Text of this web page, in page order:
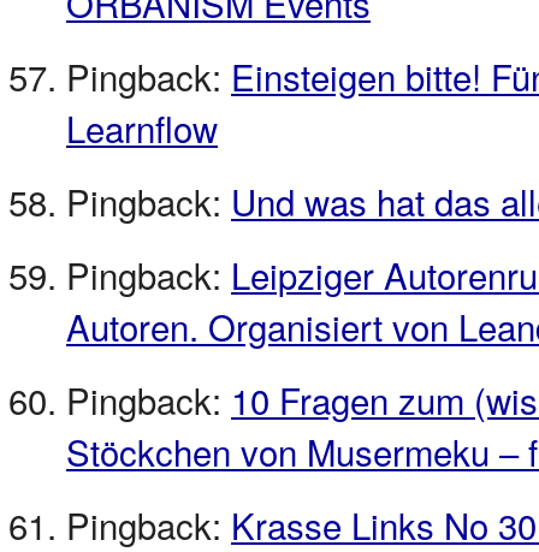
Pingback: Einsteigen bitte!
Learnflow
Pingback: Und was hat das
Pingback: Leipziger
Autoren. Organisiert von
Pingback: 10 Fragen zum
Stöckchen von Musermeku –
Pingback: Krasse Links No